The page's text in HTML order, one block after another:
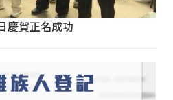
慶賀正名成功